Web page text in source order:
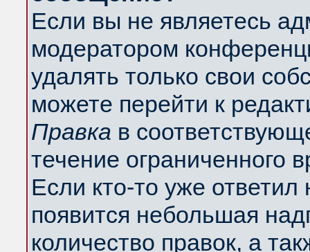
Если вы не являетесь
модератором
удалять только свои
можете перейти к
Правка в
течение ограниченного
Если кто-то уже
появится небольшая
количество правок, а